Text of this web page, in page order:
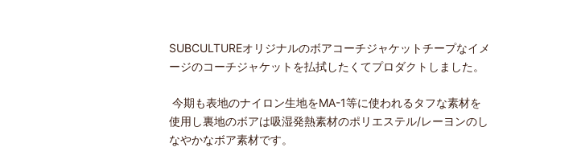
SUBCULTUREオリジナルのボアコーチジャケットチープなイメ
ージのコーチジャケットを払拭したくてプロダクトしました。
今期も表地のナイロン生地をMA-1等に使われるタフな素材を
使用し裏地のボアは吸湿発熱素材のポリエステル/レーヨンのし
なやかなボア素材です。